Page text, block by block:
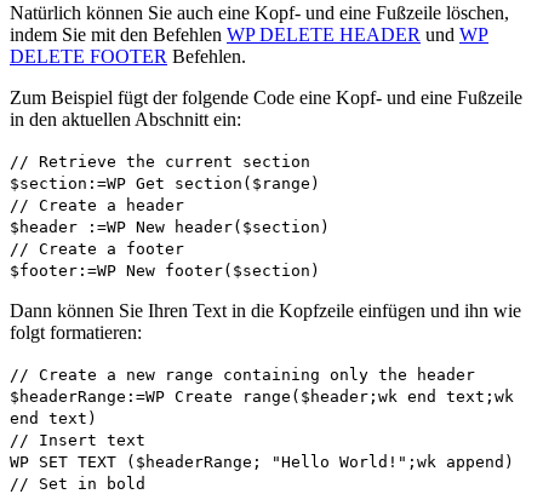
Natürlich können Sie auch eine Kopf- und eine Fußzeile löschen,
indem Sie mit den Befehlen WP DELETE HEADER und WP
DELETE FOOTER Befehlen.
Zum Beispiel fügt der folgende Code eine Kopf- und eine Fußzeile
in den aktuellen Abschnitt ein:
// Retrieve the current section
$section :=WP Get section ( $range )
// Create a header
$header :=WP New header( $section )
// Create a footer
$footer :=WP New footer( $section )
Dann können Sie Ihren Text in die Kopfzeile einfügen und ihn wie
folgt formatieren:
// Create a new range containing only the header
$headerRange :=WP Create range ( $header ; wk end text ; wk
end text )
// Insert text
WP SET TEXT ( $headerRange ; "Hello World!"; wk append )
// Set in bold